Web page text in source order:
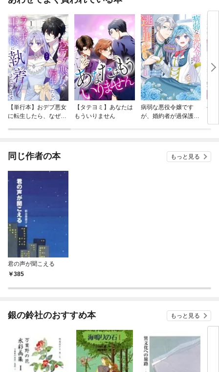
【単行本】おデブ悪女
に転生したら、なぜか
【タテヨミ】あなたは
もういりません
病弱な悪役令嬢です
が、婚約者が過保護す
公
同じ作者の本 もっと見る
君の声が聞こえる
385
銀の鈴社のおすすめ本 もっと見る